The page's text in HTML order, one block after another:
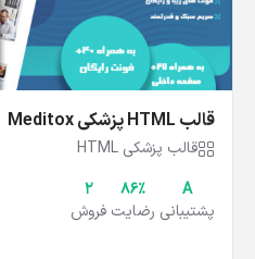
قالب HTML پزشکی Meditox
قالب پزشکی HTML
A
پشتیبانی
۸۶%
رضایت
2
فروش